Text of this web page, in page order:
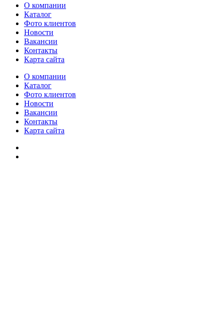
О компании
Каталог
Фото клиентов
Новости
Вакансии
Контакты
Карта сайта
О компании
Каталог
Фото клиентов
Новости
Вакансии
Контакты
Карта сайта